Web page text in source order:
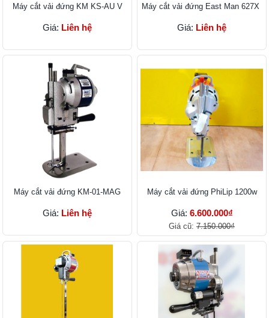
Máy cắt vải đứng KM KS-AU V
Giá: Liên hệ
Máy cắt vải đứng East Man 627X
Giá: Liên hệ
Máy cắt vải đứng KM-01-MAG
Giá: Liên hệ
Máy cắt vải đứng PhiLip 1200w
Giá: 6.600.000₫
Giá cũ: 7.150.000₫